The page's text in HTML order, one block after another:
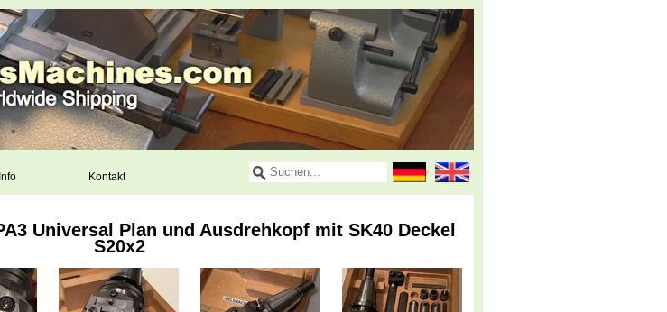
Info Kontakt
Universal Plan und Ausdrehkopf mit SK40 Deckel
S20x2